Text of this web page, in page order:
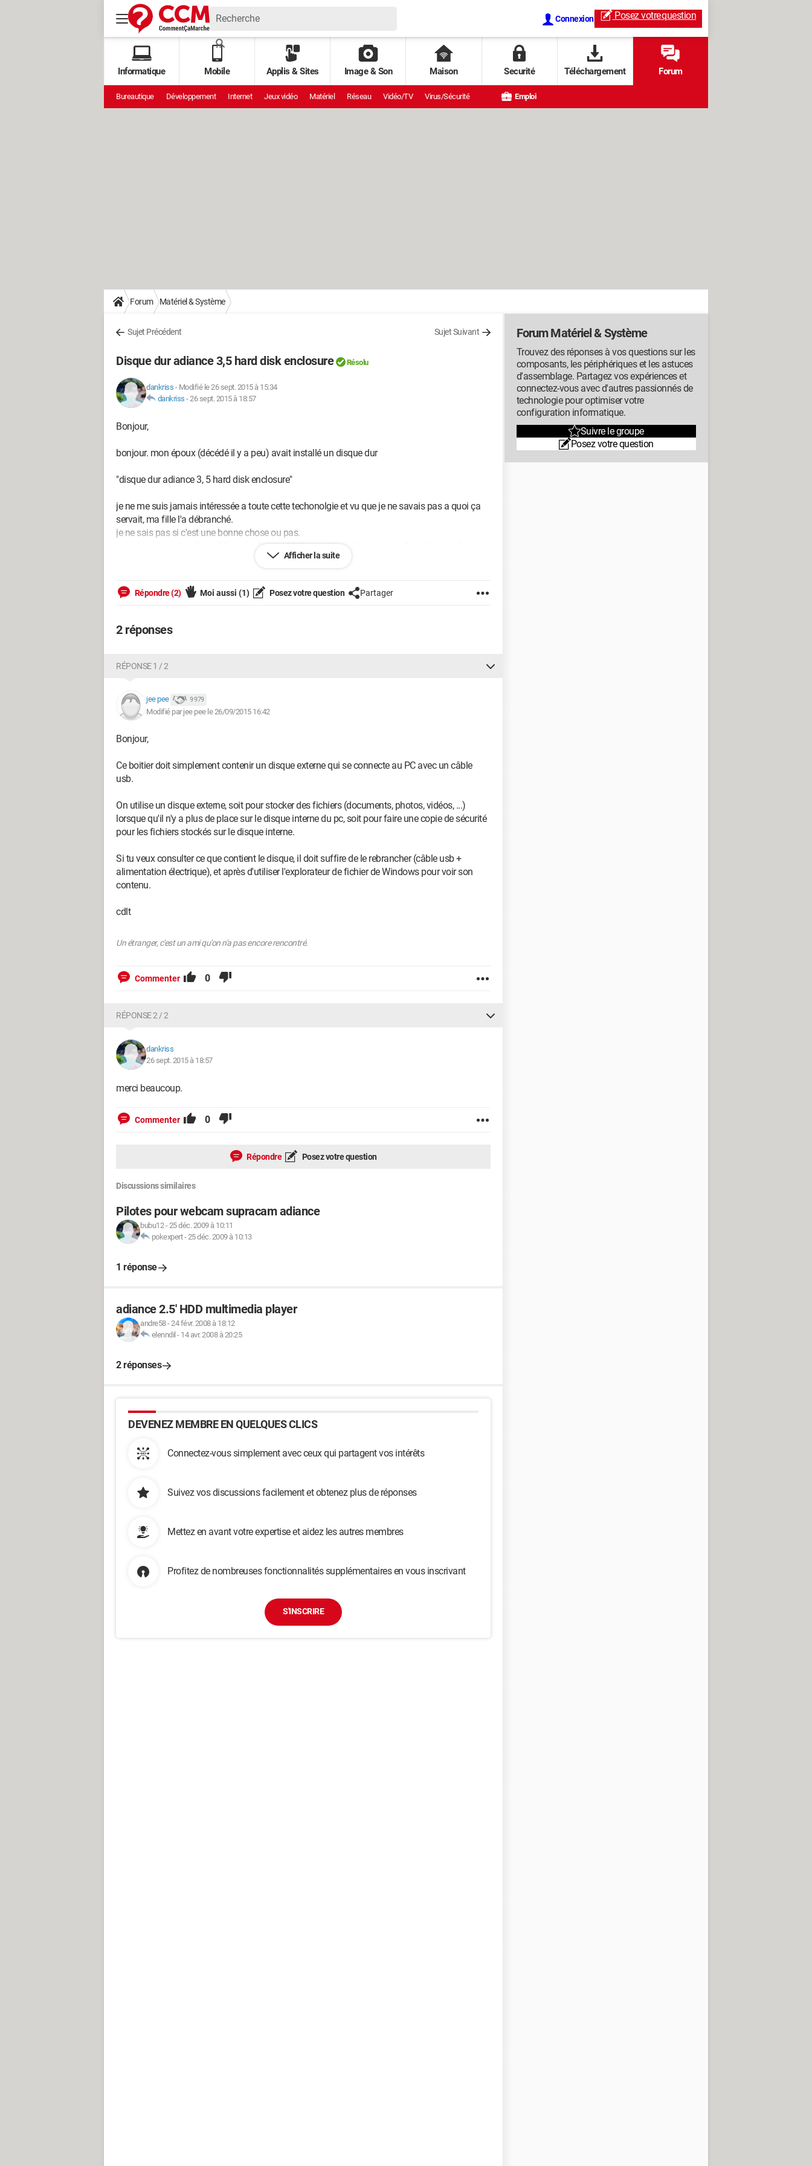
Connexion Posez votrequestion
Informatique Mobile Applis & Sites Image & Son Maison Securité Téléchargement Forum
Bureautique Développement Internet Jeux vidéo Matériel Réseau Vidéo/TV Virus/Sécurité Emploi
Forum Matériel & Système
Sujet Précédent Sujet Suivant
Disque dur adiance 3,5 hard disk enclosure Résolu
dankriss - Modifié le 26 sept. 2015 à 15:34
dankriss -26 sept. 2015 à 18:57
Bonjour,
bonjour. mon époux (décédé il y a peu) avait installé un disque dur
"disque dur adiance 3, 5 hard disk enclosure"
je ne me suis jamais intéressée a toute cette techonolgie et vu que je ne savais pas a quoi ça
servait, ma fille l'a débranché.
je ne sais pas si c'est une bonne chose ou pas.
pourriez vous m'expliquer ( j'essais d'apprendre) a quoi servait cet appareil et si il est utile de le
bonne journée et bon WK
Afficher la suite
Répondre (2) Moi aussi (1) Posez votre question Partager
2 réponses
RÉPONSE 1 / 2
jee pee 9 979
Modifié par jee pee le 26/09/2015 16:42
Bonjour,
Ce boitier doit simplement contenir un disque externe qui se connecte au PC avec un câble
usb.
On utilise un disque externe, soit pour stocker des fichiers (documents, photos, vidéos, ...)
lorsque qu'il n'y a plus de place sur le disque interne du pc, soit pour faire une copie de sécurité
pour les fichiers stockés sur le disque interne.
Si tu veux consulter ce que contient le disque, il doit suffire de le rebrancher (câble usb +
alimentation électrique), et après d'utiliser l'explorateur de fichier de Windows pour voir son
contenu.
cdlt
Un étranger, c'est un ami qu'on n'a pas encore rencontré.
Commenter 0
RÉPONSE 2 / 2
dankriss
26 sept. 2015 à 18:57
merci beaucoup.
Commenter 0
Répondre Posez votre question
Discussions similaires
Pilotes pour webcam supracam adiance
bubu12-25 déc. 2009 à 10:11
pokexpert-25 déc. 2009 à 10:13
1 réponse
adiance 2.5' HDD multimedia player
andre58-24 févr. 2008 à 18:12
elenndil - 14 avr. 2008 à 20:25
2 réponses
DEVENEZ MEMBRE EN QUELQUES CLICS
Connectez-vous simplement avec ceux qui partagent vos intérêts
Suivez vos discussions facilement et obtenez plus de réponses
Mettez en avant votre expertise et aidez les autres membres
Profitez de nombreuses fonctionnalités supplémentaires en vous inscrivant
S'INSCRIRE
Forum Matériel & Système
Trouvez des réponses à vos questions sur les
composants, les périphériques et les astuces
d'assemblage. Partagez vos expériences et
connectez-vous avec d'autres passionnés de
technologie pour optimiser votre
configuration informatique.
Suivre le groupe
Posez votre question